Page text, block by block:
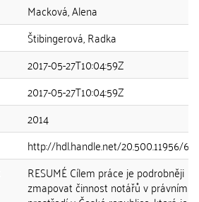
Macková, Alena
Štibingerová, Radka
2017-05-27T10:04:59Z
2017-05-27T10:04:59Z
2014
http://hdl.handle.net/20.500.11956/
RESUMÉ Cílem práce je podrobněji
zmapovat činnost notářů v právním